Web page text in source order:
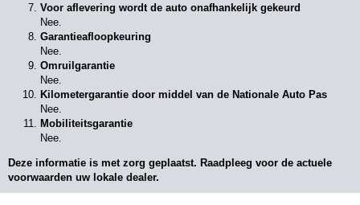
Voor aflevering wordt de auto onafhankelijk gekeurd
Nee.
Garantieafloopkeuring
Nee.
Omruilgarantie
Nee.
Kilometergarantie door middel van de Nationale Auto Pas
Nee.
Mobiliteitsgarantie
Nee.
Deze informatie is met zorg geplaatst. Raadpleeg voor de actuele
voorwaarden uw lokale dealer.